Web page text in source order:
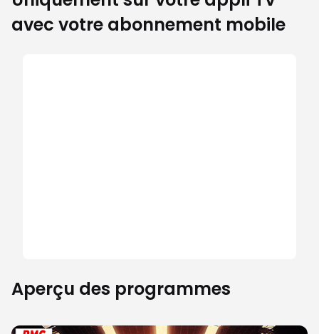
avec votre abonnement mobile
Aperçu des programmes